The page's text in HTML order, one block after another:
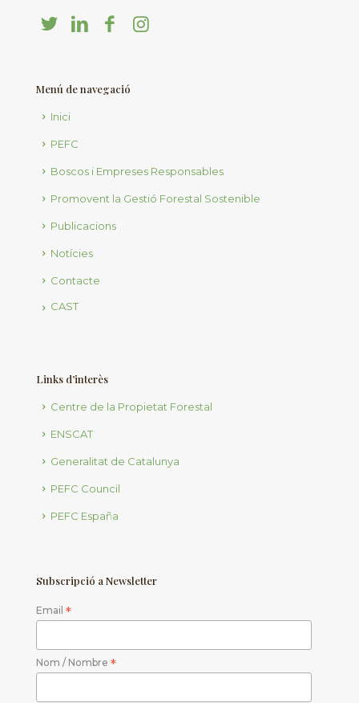
Menú de navegació
Inici
PEFC
Boscos i Empreses Responsables
Promovent la Gestió Forestal Sostenible
Publicacions
Notícies
Contacte
CAST
Links d’interès
Centre de la Propietat Forestal
ENSCAT
Generalitat de Catalunya
PEFC Council
PEFC España
Subscripció a Newsletter
Email *
Nom / Nombre *